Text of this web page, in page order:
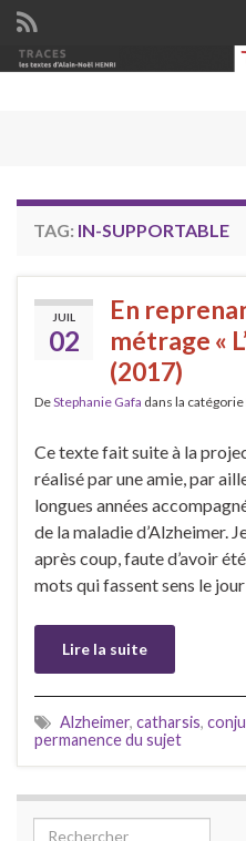
Search for:
TAG: IN-SUPPORTABLE
JUIL
02
En
métrage «
(2017)
DeStephanie Gafa dans la catégorie
Ce texte fait suite à la
réalisé par une amie, par
longues années
de la maladie d’Alzheimer.
après coup, faute d’avoir
mots qui fassent sens le jour
Lire la suite
Alzheimer, catharsis,
permanence du sujet
Search for: